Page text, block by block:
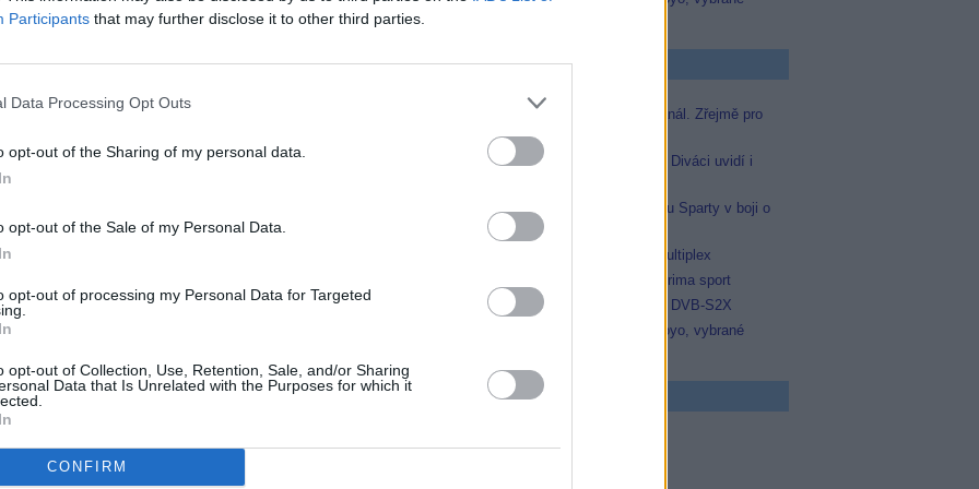
Participants that may further disclose it to other third parties.
Data Processing Opt Outs
opt-out of the Sharing of my personal data.
opt-out of the Sale of my Personal Data.
opt-out of processing my Personal Data for Targeted
opt-out of Collection, Use, Retention, Sale, and/or Sharing
Data that Is Unrelated with the Purposes for which it
CONFIRM
TP
na 13E
TP
na 13E
Top Zprávičky
Skylink spustil nový Test kanál. Zřejmě pro
Prima sport
Oneplay zařadí Prima sport. Diváci uvidí i
Prima sport odvysílá i odvetu Sparty v boji o
Ligu mistrů
Operátor Du převzal další multiplex
Antik TV potvrdil zařazení Prima sport
Televisa Networks přešla na DVB-S2X
Niké liga opět komplet na Voyo, vybrané
TV program